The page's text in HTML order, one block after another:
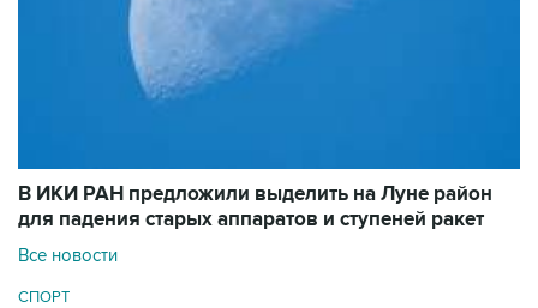
В ИКИ РАН предложили выделить на Луне район
для падения старых аппаратов и ступеней ракет
Все новости
СПОРТ